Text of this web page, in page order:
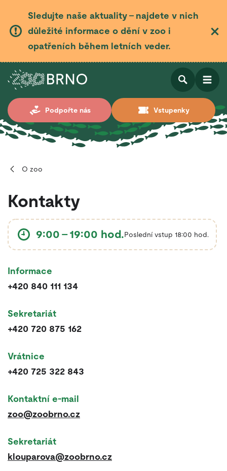
Sledujte naše aktuality – najdete v nich
důležité informace o dění v zoo i
opatřeních během letních veder.
Podpořte nás Vstupenky
Otevřít
Otevřít
O zoo
Kontakty
9:00 – 19:00 hod.Poslední vstup 18:00 hod.
Rychlé kontakty
Informace
+420 840 111 134
Sekretariát
+420 720 875 162
Vrátnice
+420 725 322 843
Kontaktní e-mail
zoo@zoobrno.cz
Sekretariát
klouparova@zoobrno.cz